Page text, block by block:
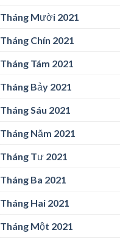
Tháng Mười 2021
Tháng Chín 2021
Tháng Tám 2021
Tháng Bảy 2021
Tháng Sáu 2021
Tháng Năm 2021
Tháng Tư 2021
Tháng Ba 2021
Tháng Hai 2021
Tháng Một 2021